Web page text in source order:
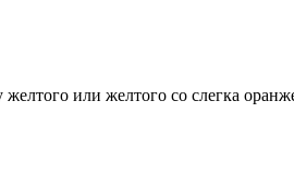
или желтого со слегка